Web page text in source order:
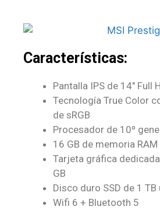
Características:
Pantalla IPS de 14″ Full
Tecnología True Color
de sRGB
Procesador de 10º
16 GB de memoria
Tarjeta gráfica
GB
Disco duro SSD de 1
Wifi 6 + Bluetooth 5